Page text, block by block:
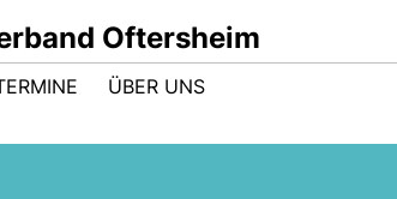
Oftersheim
ÜBER UNS